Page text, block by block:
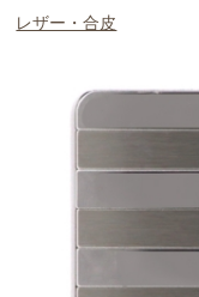
レザー・合皮